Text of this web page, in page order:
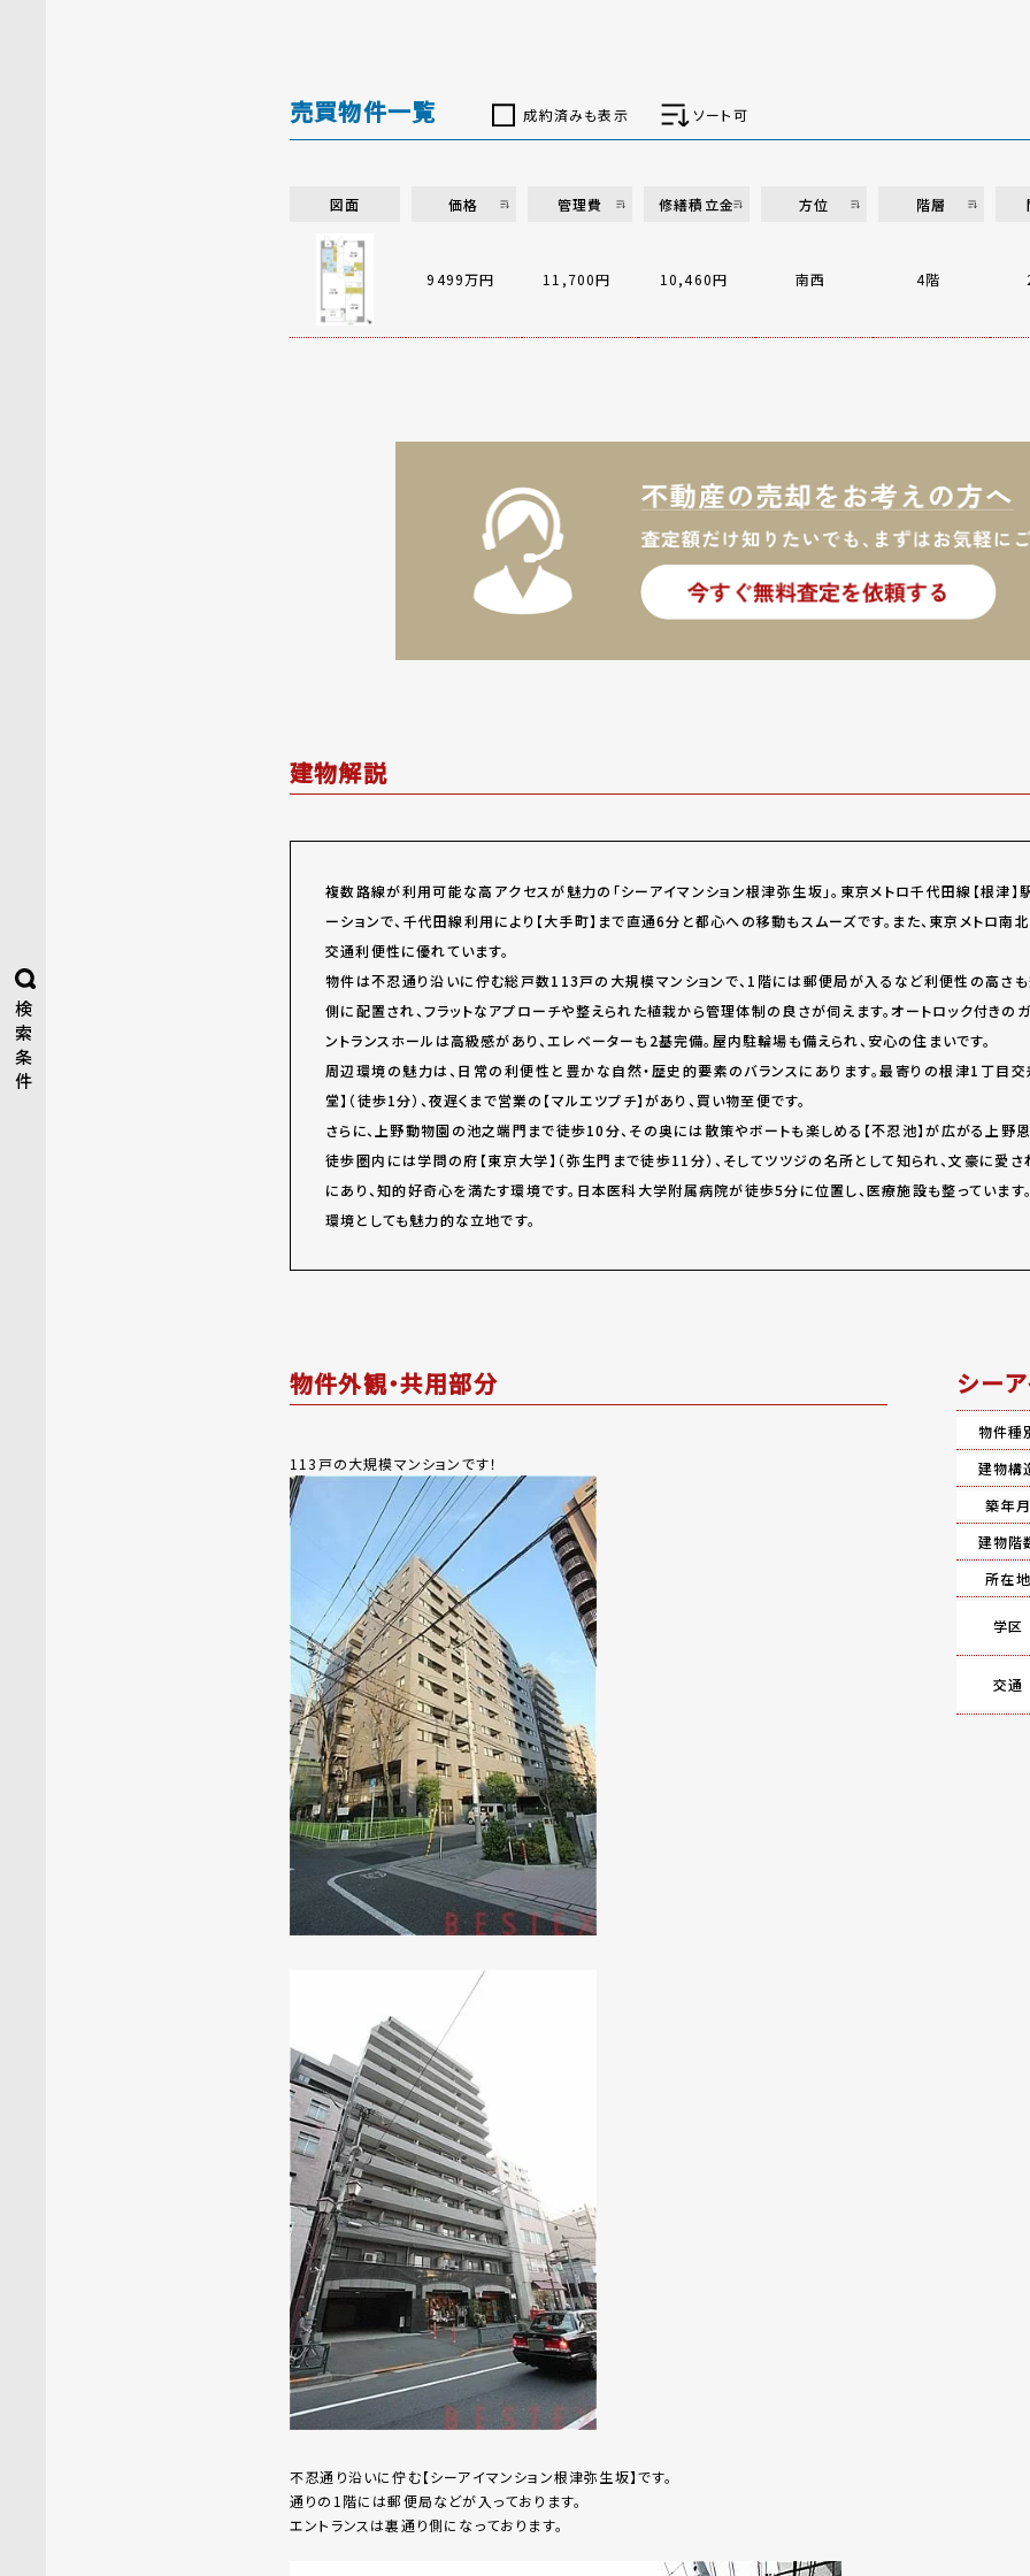
検
索
条
件
売買物件一覧 成約済みも表示 ソート可
図面 価格 管理費 修繕積立金 方位 階層
9499万円 11,700円 10,460円 南西 4階
建物解説
複数路線が利用可能な高アクセスが魅力の「シーアイマンション根津弥生坂」。東京メトロ千代田線【根津
ーションで、千代田線利用により【大手町】まで直通6分と都心への移動もスムーズです。また、東京メトロ南
交通利便性に優れています。
物件は不忍通り沿いに佇む総戸数113戸の大規模マンションで、1階には郵便局が入るなど利便性の高さも
側に配置され、フラットなアプローチや整えられた植栽から管理体制の良さが伺えます。オートロック付きの
ントランスホールは高級感があり、エレベーターも2基完備。屋内駐輪場も備えられ、安心の住まいです。
周辺環境の魅力は、日常の利便性と豊かな自然・歴史的要素のバランスにあります。最寄りの根津1丁目
堂】（徒歩1分）、夜遅くまで営業の【マルエツプチ】があり、買い物至便です。
さらに、上野動物園の池之端門まで徒歩10分、その奥には散策やボートも楽しめる【不忍池】が広がる上野
徒歩圏内には学問の府【東京大学】（弥生門まで徒歩11分）、そしてツツジの名所として知られ、文豪に愛
にあり、知的好奇心を満たす環境です。日本医科大学附属病院が徒歩5分に位置し、医療施設も整っていま
環境としても魅力的な立地です。
物件外観・共用部分
113戸の大規模マンションです！
不忍通り沿いに佇む【シーアイマンション根津弥生坂】です。
通りの1階には郵便局などが入っております。
エントランスは裏通り側になっております。
シー
物件種
建物構
築年月
建物階
所在地
学区
交通